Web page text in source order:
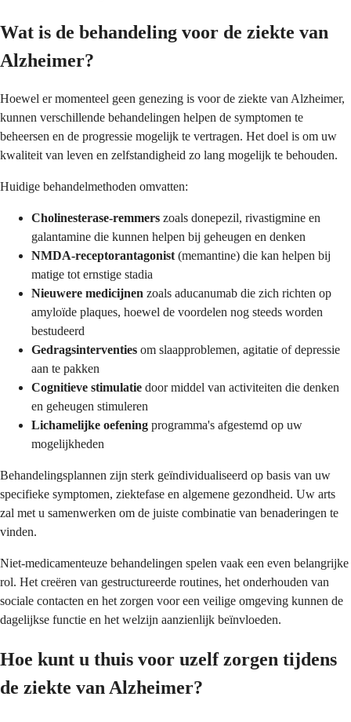
Wat is de behandeling voor de ziekte van
Alzheimer?
Hoewel er momenteel geen genezing is voor de ziekte van Alzheimer,
kunnen verschillende behandelingen helpen de symptomen te
beheersen en de progressie mogelijk te vertragen. Het doel is om uw
kwaliteit van leven en zelfstandigheid zo lang mogelijk te behouden.
Huidige behandelmethoden omvatten:
Cholinesterase-remmers zoals donepezil, rivastigmine en
galantamine die kunnen helpen bij geheugen en denken
NMDA-receptorantagonist(memantine) die kan helpen bij
matige tot ernstige stadia
Nieuwere medicijnen zoals aducanumab die zich richten op
amyloïde plaques, hoewel de voordelen nog steeds worden
bestudeerd
Gedragsinterventies om slaapproblemen, agitatie of depressie
aan te pakken
Cognitieve stimulatie door middel van activiteiten die denken
en geheugen stimuleren
Lichamelijke oefening programma's afgestemd op uw
mogelijkheden
Behandelingsplannen zijn sterk geïndividualiseerd op basis van uw
specifieke symptomen, ziektefase en algemene gezondheid. Uw arts
zal met u samenwerken om de juiste combinatie van benaderingen te
vinden.
Niet-medicamenteuze behandelingen spelen vaak een even belangrijke
rol. Het creëren van gestructureerde routines, het onderhouden van
sociale contacten en het zorgen voor een veilige omgeving kunnen de
dagelijkse functie en het welzijn aanzienlijk beïnvloeden.
Hoe kunt u thuis voor uzelf zorgen tijdens
de ziekte van Alzheimer?